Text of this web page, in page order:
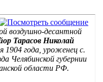
воздушно-десантной
Тарасов Николай
1904 года, уроженец с.
Челябинской губернии
области РФ.